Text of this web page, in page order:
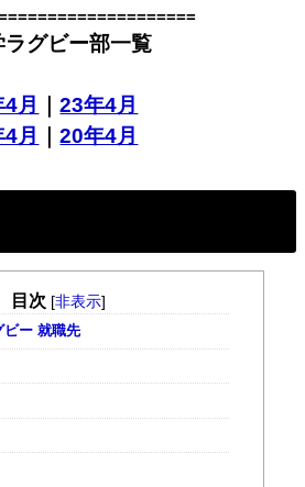
グビー部一覧
月 ｜23年4月
月 ｜20年4月
目次 [非表示]
ビー 就職先